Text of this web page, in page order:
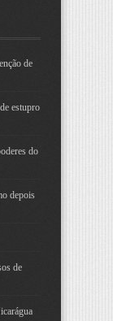
de
estupro
do
depois
de